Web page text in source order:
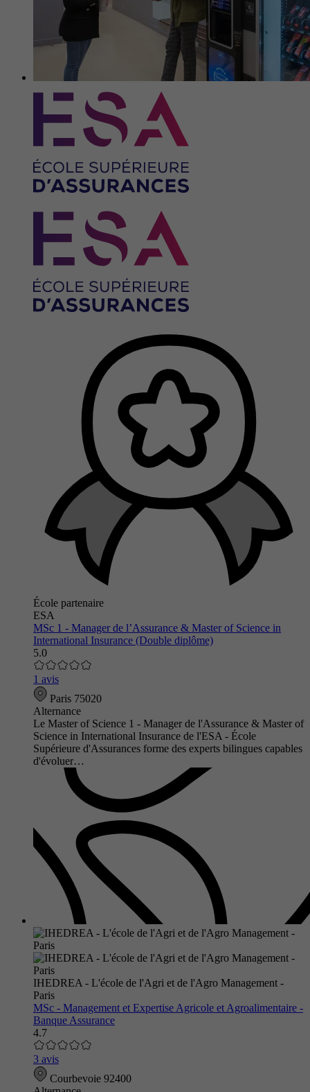
École partenaire
ESA
MSc 1 - Manager de l’Assurance & Master of Science in
International Insurance (Double diplôme)
5.0
1 avis
Paris 75020
Alternance
Le Master of Science 1 - Manager de l'Assurance & Master of
Science in International Insurance de l'ESA - École
Supérieure d'Assurances forme des experts bilingues capables
d'évoluer…
IHEDREA - L'école de l'Agri et de l'Agro Management -
Paris
MSc - Management et Expertise Agricole et Agroalimentaire -
Banque Assurance
4.7
3 avis
Courbevoie 92400